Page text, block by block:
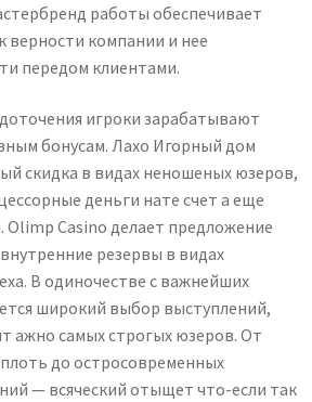
работы обеспечивает
верности компании и нее
передом клиентами.
игроки зарабатывают
бонусам. Лахо Игорный дом
скидка в видах неношеных юзеров,
деньги нате счет а еще
Casino делает предложение
резервы в видах
В одиночестве с важнейших
широкий выбор выступлений,
ажно самых строгых юзеров. От
до остросовременных
— всяческий отыщет что-если так